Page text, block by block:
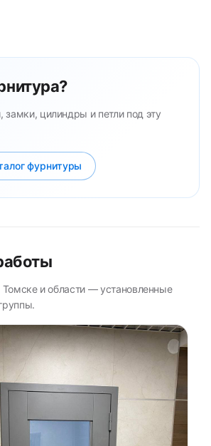
замки, цилиндры и петли под эту
фурнитуры
Томске и области — установленные